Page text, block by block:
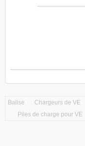
Balise Chargeurs de VE
Piles de charge pour VE